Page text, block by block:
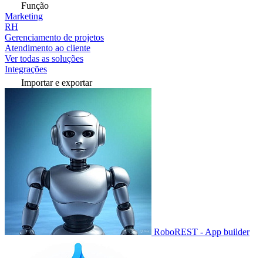
Função
Marketing
RH
Gerenciamento de projetos
Atendimento ao cliente
Ver todas as soluções
Integrações
Importar e exportar
RoboREST - App builder